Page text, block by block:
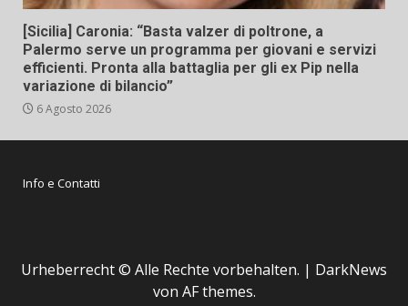
[Sicilia] Caronia: “Basta valzer di poltrone, a
Palermo serve un programma per giovani e servizi
efficienti. Pronta alla battaglia per gli ex Pip nella
variazione di bilancio”
6 Agosto 2026
Info e Contatti
Urheberrecht © Alle Rechte vorbehalten. | DarkNews
von AF themes.